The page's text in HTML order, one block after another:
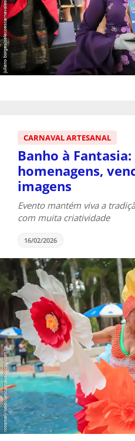
CARNAVAL ARTESANAL
Banho à
homenagens,
imagens
Evento mantém viva a
com muita criatividade
16/02/2026